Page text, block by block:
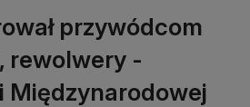
przywódcom
rewolwery -
Międzynarodowej